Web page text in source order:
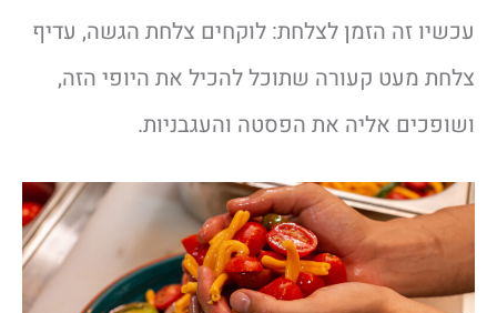
עכשיו זה הזמן לצלחת: לוקחים צלחת הגשה, עדיף
צלחת מעט קעורה שתוכל להכיל את היופי הזה,
ושופכים אליה את הפסטה והעגבניות.